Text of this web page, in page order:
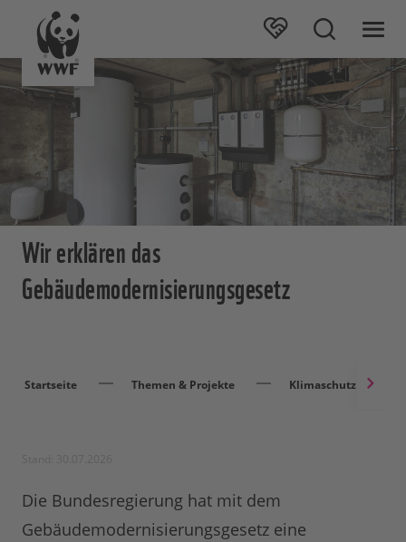
Wir erklären das
Gebäudemodernisierungsgesetz
Startseite Themen & Projekte Klimaschutz
Die Bundesregierung hat mit dem
Gebäudemodernisierungsgesetz eine